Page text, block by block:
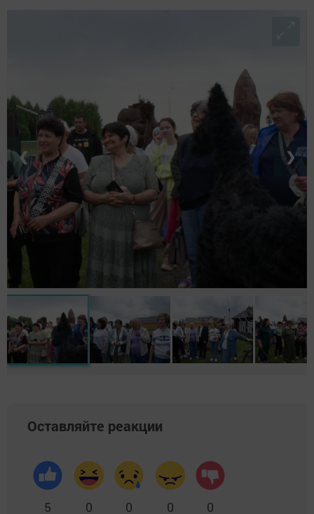
❮ ❯
Оставляйте реакции
5 0 0 0 0